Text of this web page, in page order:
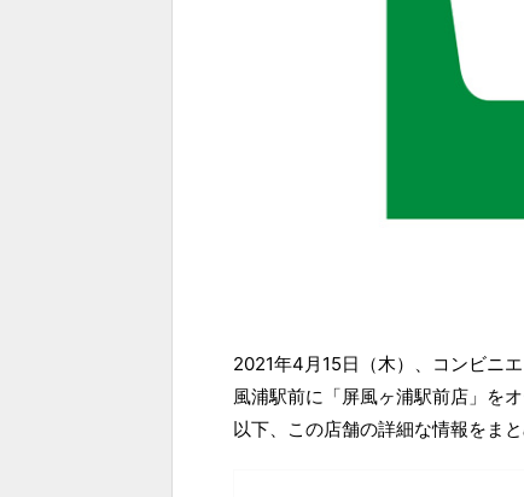
2021年4月15日（木）、コンビニ
風浦駅前に「屏風ヶ浦駅前店」をオ
以下、この店舗の詳細な情報をまと